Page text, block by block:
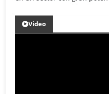
Video